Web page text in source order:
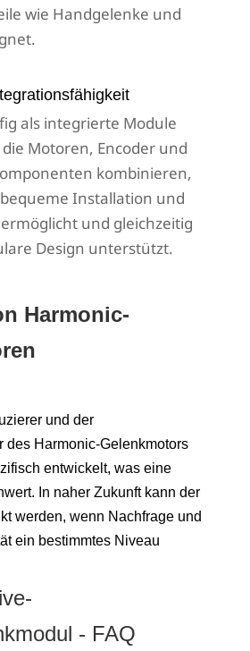
wie Handgelenke und
als integrierte Module
Motoren, Encoder und
kombinieren,
Installation und
und gleichzeitig
Design unterstützt.
Harmonic-
und der
des Harmonic-Gelenkmotors
entwickelt, was eine
In naher Zukunft kann der
werden, wenn Nachfrage und
ein bestimmtes Niveau
- FAQ